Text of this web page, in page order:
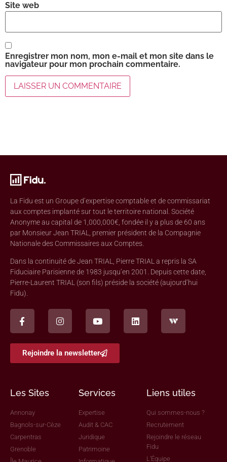
Site web
Enregistrer mon nom, mon e-mail et mon site dans le
navigateur pour mon prochain commentaire.
La Fidu est un Groupe d’expertise comptable et de commissariat
aux comptes implanté sur tout le territoire national. Société
Anonyme au capital de 1,000,000€, fondée il y a plus de 60 ans
par Monsieur Jean TRIAL, premier président de la Compagnie
Nationale des Commissaires aux Comptes.
Dans la continuité de Jean TRIAL, Pierre TRIAL a repris la SA
Fiduciaire Parisienne de 1983 jusqu’en 2001. Depuis cette date,
Pierre-Laurent TRIAL (son fils) préside la société (aujourd’hui
Fidu).
Rejoindre la newsletter
Les Sites
Annonay
Bagnols-sur-Cèze
Carpentras
Grenoble
Services
Expertise
Audit & CAC
Juridique
Patrimoine
Liens utiles
Qui sommes-nous ?
Recrutement
Rejoindre le réseau
Fidu
L'Équipe